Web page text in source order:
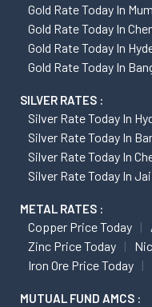
Gold Rate Today In
Gold Rate Today In
Gold Rate Today In
Gold Rate Today In
SILVER RATES :
Silver Rate Today In
Silver Rate Today In
Silver Rate Today In
Silver Rate Today In
METAL RATES :
Copper Price Today
Zinc Price Today
Iron Ore Price Today
MUTUAL FUND AMCS :